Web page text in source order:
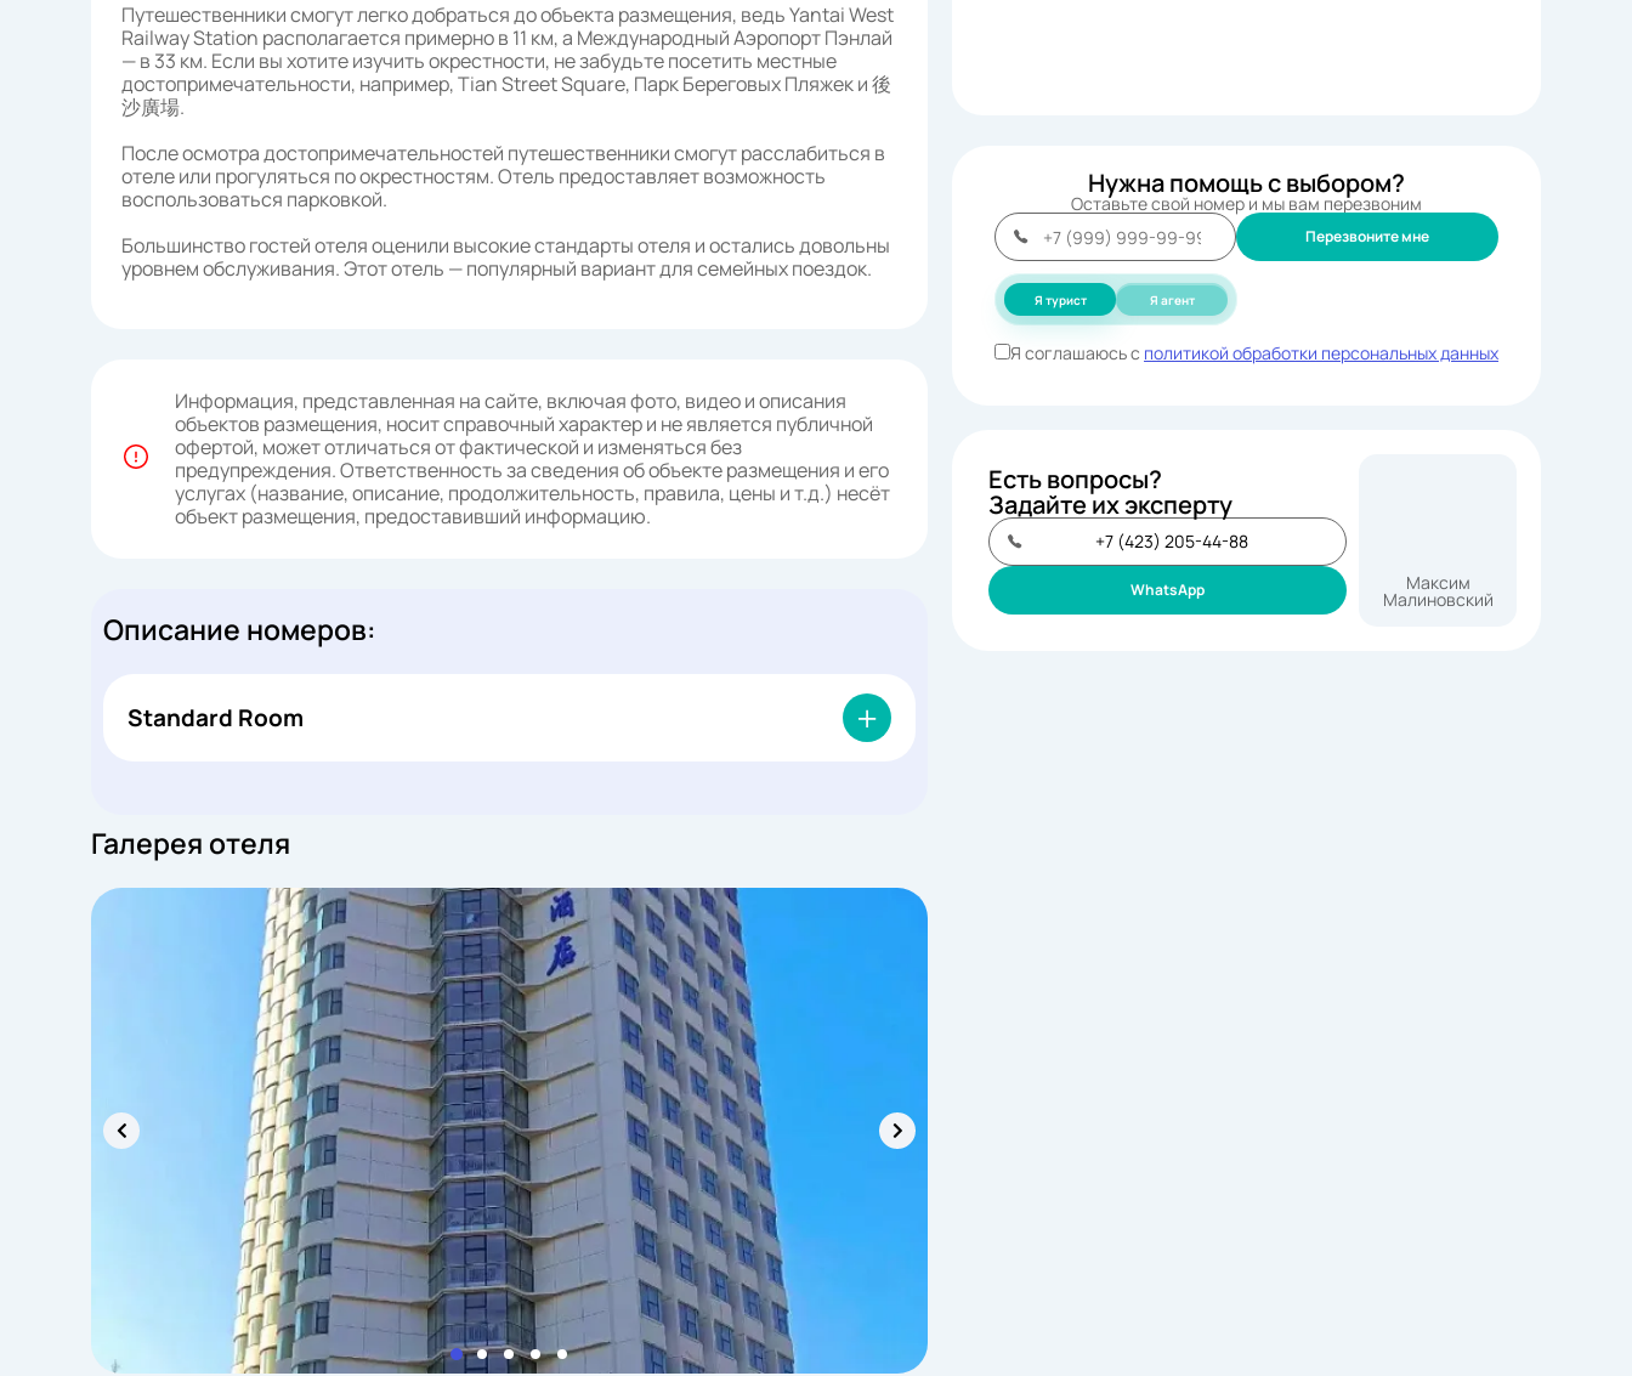
Путешественники смогут легко добраться до объекта размещения, ведь Yantai West
Railway Station располагается примерно в 11 км, а Международный Аэропорт Пэнлай
— в 33 км. Если вы хотите изучить окрестности, не забудьте посетить местные
достопримечательности, например, Tian Street Square, Парк Береговых Пляжек и 後
沙廣場.
После осмотра достопримечательностей путешественники смогут расслабиться в
отеле или прогуляться по окрестностям. Отель предоставляет возможность
воспользоваться парковкой.
Большинство гостей отеля оценили высокие стандарты отеля и остались довольны
уровнем обслуживания. Этот отель — популярный вариант для семейных поездок.
Информация, представленная на сайте, включая фото, видео и описания
объектов размещения, носит справочный характер и не является публичной
офертой, может отличаться от фактической и изменяться без
предупреждения. Ответственность за сведения об объекте размещения и его
услугах (название, описание, продолжительность, правила, цены и т.д.) несёт
объект размещения, предоставивший информацию.
Описание номеров:
Standard Room
Галерея отеля
Нужна помощь с выбором?
Оставьте свой номер и мы вам перезвоним
Перезвоните мне
Я турист Я агент
Я соглашаюсь с политикой обработки персональных данных
Есть вопросы?
Задайте их эксперту
+7 (423) 205-44-88
WhatsApp Максим
Малиновский